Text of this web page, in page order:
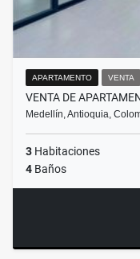
APARTAMENTO VENTA
VENTA DE
Medellín, Antioquia,
3 Habitaciones
4 Baños